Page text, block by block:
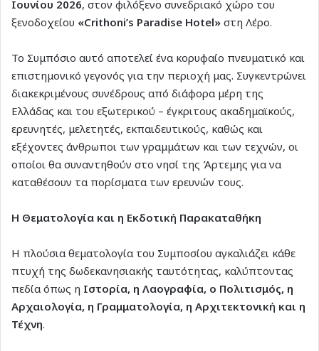
Ιουνίου 2026, στον φιλόξενο συνεδριακό χώρο του
ξενοδοχείου «Crithoni’s Paradise Hotel» στη Λέρο.
Το Συμπόσιο αυτό αποτελεί ένα κορυφαίο πνευματικό και
επιστημονικό γεγονός για την περιοχή μας. Συγκεντρώνει
διακεκριμένους συνέδρους από διάφορα μέρη της
Ελλάδας και του εξωτερικού – έγκριτους ακαδημαϊκούς,
ερευνητές, μελετητές, εκπαιδευτικούς, καθώς και
εξέχοντες άνθρωποι των γραμμάτων και των τεχνών, οι
οποίοι θα συναντηθούν στο νησί της Άρτεμης για να
καταθέσουν τα πορίσματα των ερευνών τους.
Η Θεματολογία και η Εκδοτική Παρακαταθήκη
Η πλούσια θεματολογία του Συμποσίου αγκαλιάζει κάθε
πτυχή της δωδεκανησιακής ταυτότητας, καλύπτοντας
πεδία όπως η Ιστορία, η Λαογραφία, ο Πολιτισμός, η
Αρχαιολογία, η Γραμματολογία, η Αρχιτεκτονική και η
Τέχνη.